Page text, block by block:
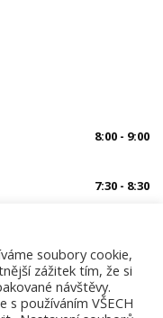
8:00 - 9:00
7:30 - 8:30
soubory cookie,
zážitek tím, že si
návštěvy.
s používáním VŠECH